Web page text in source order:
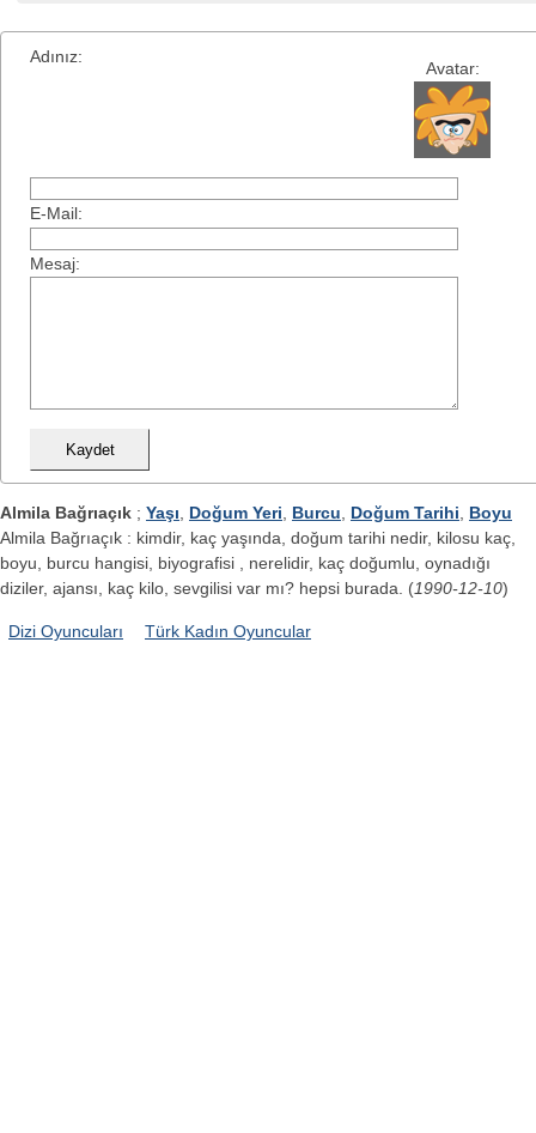
Avatar:
Adınız:
E-Mail:
Mesaj:
Almila Bağrıaçık ; Yaşı Doğum Yeri Burcu Doğum Tarihi
Boyu
Almila Bağrıaçık : kimdir, kaç yaşında, doğum tarihi nedir, kilosu kaç,
boyu, burcu hangisi, biyografisi , nerelidir, kaç doğumlu, oynadığı
diziler, ajansı, kaç kilo, sevgilisi var mı? hepsi burada. (1990-12-10)
Dizi Oyuncuları Türk Kadın Oyuncular